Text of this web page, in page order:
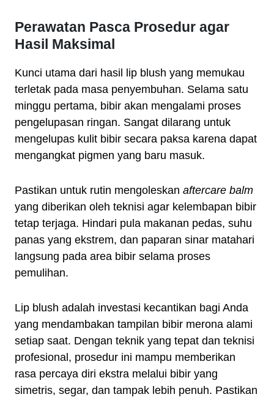
Perawatan Pasca Prosedur agar
Hasil Maksimal
Kunci utama dari hasil lip blush yang memukau
terletak pada masa penyembuhan. Selama satu
minggu pertama, bibir akan mengalami proses
pengelupasan ringan. Sangat dilarang untuk
mengelupas kulit bibir secara paksa karena dapat
mengangkat pigmen yang baru masuk.
Pastikan untuk rutin mengoleskan aftercare balm
yang diberikan oleh teknisi agar kelembapan bibir
tetap terjaga. Hindari pula makanan pedas, suhu
panas yang ekstrem, dan paparan sinar matahari
langsung pada area bibir selama proses
pemulihan.
Lip blush adalah investasi kecantikan bagi Anda
yang mendambakan tampilan bibir merona alami
setiap saat. Dengan teknik yang tepat dan teknisi
profesional, prosedur ini mampu memberikan
rasa percaya diri ekstra melalui bibir yang
simetris, segar, dan tampak lebih penuh. Pastikan